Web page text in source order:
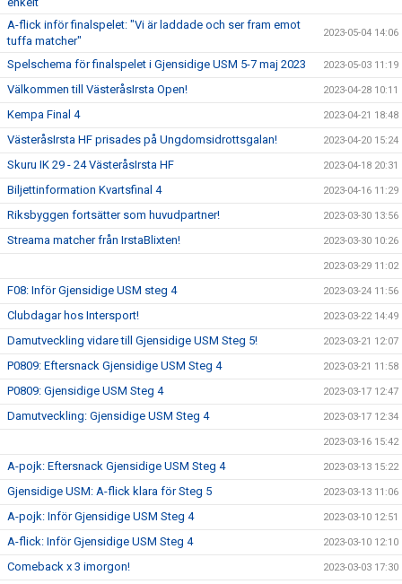
A-flick inför finalspelet: "Vi är laddade och ser fram emot
tuffa matcher"
2023-05-04 14:06
Spelschema för finalspelet i Gjensidige USM 5-7 maj 2023 2023-05-03 11:19
Välkommen till VästeråsIrsta Open! 2023-04-28 10:11
Kempa Final 4 2023-04-21 18:48
VästeråsIrsta HF prisades på Ungdomsidrottsgalan! 2023-04-20 15:24
Skuru IK 29 - 24 VästeråsIrsta HF 2023-04-18 20:31
Biljettinformation Kvartsfinal 4 2023-04-16 11:29
Riksbyggen fortsätter som huvudpartner! 2023-03-30 13:56
Streama matcher från IrstaBlixten! 2023-03-30 10:26
2023-03-29 11:02
F08: Inför Gjensidige USM steg 4 2023-03-24 11:56
Clubdagar hos Intersport! 2023-03-22 14:49
Damutveckling vidare till Gjensidige USM Steg 5! 2023-03-21 12:07
P0809: Eftersnack Gjensidige USM Steg 4 2023-03-21 11:58
P0809: Gjensidige USM Steg 4 2023-03-17 12:47
Damutveckling: Gjensidige USM Steg 4 2023-03-17 12:34
2023-03-16 15:42
A-pojk: Eftersnack Gjensidige USM Steg 4 2023-03-13 15:22
Gjensidige USM: A-flick klara för Steg 5 2023-03-13 11:06
A-pojk: Inför Gjensidige USM Steg 4 2023-03-10 12:51
A-flick: Inför Gjensidige USM Steg 4 2023-03-10 12:10
Comeback x 3 imorgon! 2023-03-03 17:30